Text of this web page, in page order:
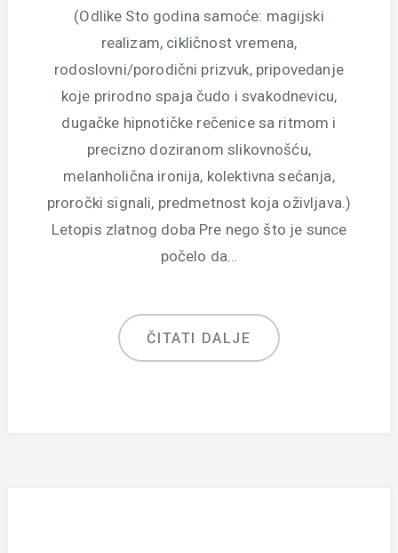
(Odlike Sto godina samoće: magijski
realizam, cikličnost vremena,
rodoslovni/porodični prizvuk, pripovedanje
koje prirodno spaja čudo i svakodnevicu,
dugačke hipnotičke rečenice sa ritmom i
precizno doziranom slikovnošću,
melanholična ironija, kolektivna sećanja,
proročki signali, predmetnost koja oživljava.)
Letopis zlatnog doba Pre nego što je sunce
počelo da…
ČITATI DALJE